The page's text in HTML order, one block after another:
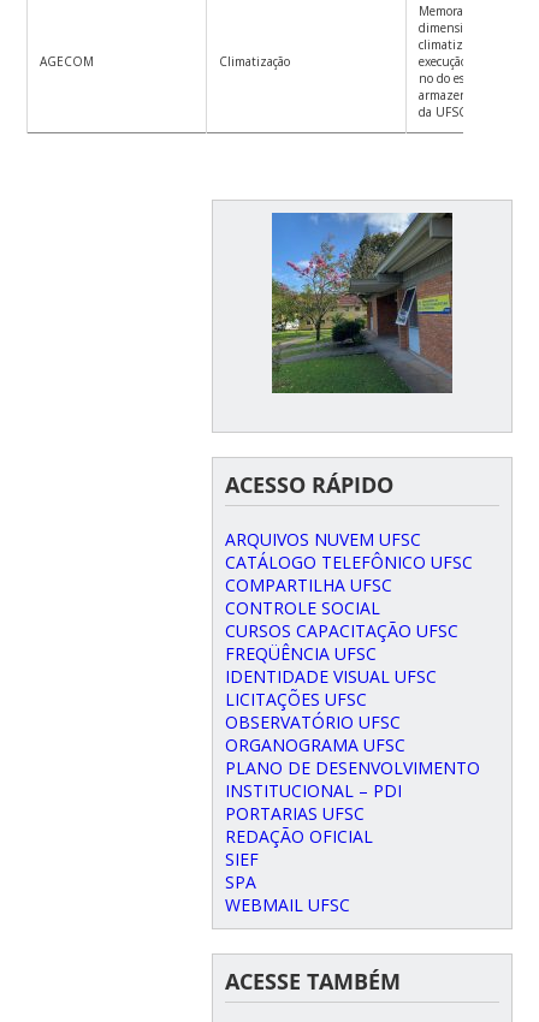
AGECOM Climatização
Memorandos com
dimensionamento de
climatização e
execução de
no do espaço onde
armazenado o acervo
da UFSC
ACESSO RÁPIDO
ARQUIVOS NUVEM UFSC
CATÁLOGO TELEFÔNICO UFSC
COMPARTILHA UFSC
CONTROLE SOCIAL
CURSOS CAPACITAÇÃO UFSC
FREQÜÊNCIA UFSC
IDENTIDADE VISUAL UFSC
LICITAÇÕES UFSC
OBSERVATÓRIO UFSC
ORGANOGRAMA UFSC
PLANO DE DESENVOLVIMENTO
INSTITUCIONAL – PDI
PORTARIAS UFSC
REDAÇÃO OFICIAL
SIEF
SPA
WEBMAIL UFSC
ACESSE TAMBÉM